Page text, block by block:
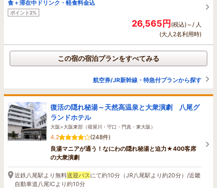
食＋滞在中ドリンク・軽食料金込
ポイント2%
26,565円(税込)～/ 人
(大人2名利用時)
この宿の宿泊プランをすべてみる
航空券/JR新幹線・特急付プランから探す
復活の隠れ秘湯～天然高温泉と大衆演劇 八尾グ
ランドホテル
大阪>大阪東部（寝屋川・守口・門真・東大阪）
4.2
(248件)
良湯マニアが通う！なにわの隠れ秘湯と迫力★400客席
の大衆演劇
近鉄八尾駅より無料送迎バス にて約10分（JR八尾駅より約20分）/近畿
自動車道八尾ICより約10分